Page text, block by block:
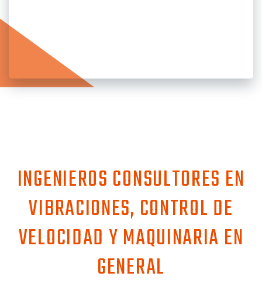
INGENIEROS CONSULTORES EN
VIBRACIONES, CONTROL DE
VELOCIDAD Y MAQUINARIA EN
GENERAL